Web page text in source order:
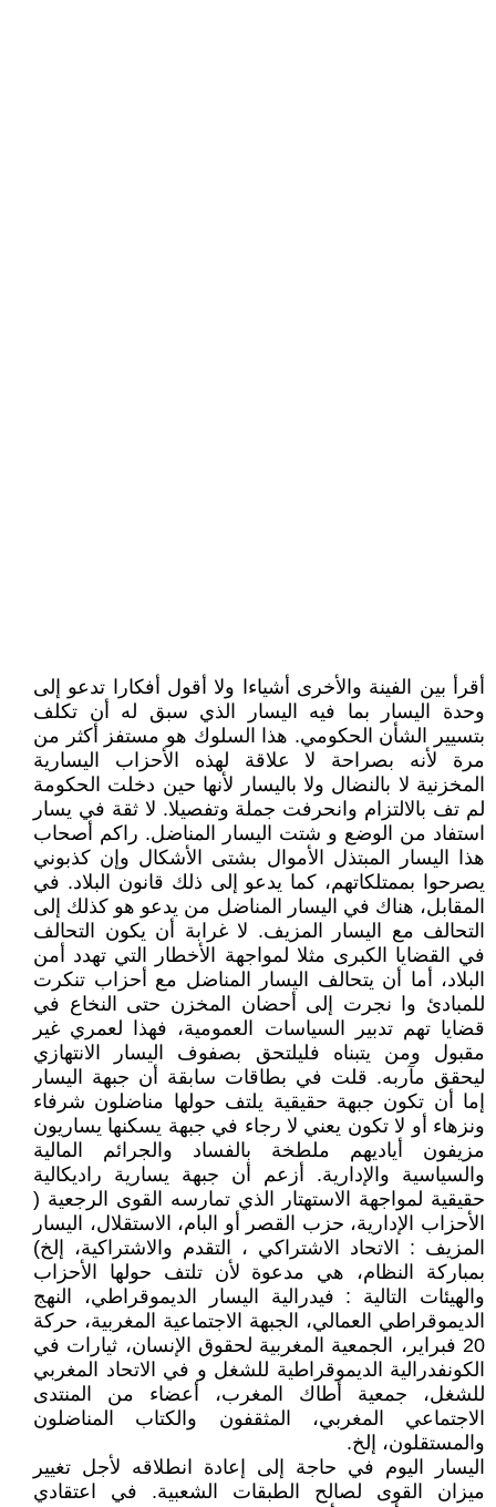
أقرأ بين الفينة والأخرى أشياءا ولا أقول أفكارا تدعو إلى
وحدة اليسار بما فيه اليسار الذي سبق له أن تكلف
بتسيير الشأن الحكومي. هذا السلوك هو مستفز أكثر من
مرة لأنه بصراحة لا علاقة لهذه الأحزاب اليسارية
المخزنية لا بالنضال ولا باليسار لأنها حين دخلت الحكومة
لم تف بالالتزام وانحرفت جملة وتفصيلا. لا ثقة في يسار
استفاد من الوضع و شتت اليسار المناضل. راكم أصحاب
هذا اليسار المبتذل الأموال بشتى الأشكال وإن كذبوني
يصرحوا بممتلكاتهم، كما يدعو إلى ذلك قانون البلاد. في
المقابل، هناك في اليسار المناضل من يدعو هو كذلك إلى
التحالف مع اليسار المزيف. لا غرابة أن يكون التحالف
في القضايا الكبرى مثلا لمواجهة الأخطار التي تهدد أمن
البلاد، أما أن يتحالف اليسار المناضل مع أحزاب تنكرت
للمبادئ وا نجرت إلى أحضان المخزن حتى النخاع في
قضايا تهم تدبير السياسات العمومية، فهذا لعمري غير
مقبول ومن يتبناه فليلتحق بصفوف اليسار الانتهازي
ليحقق مآربه. قلت في بطاقات سابقة أن جبهة اليسار
إما أن تكون جبهة حقيقية يلتف حولها مناضلون شرفاء
ونزهاء أو لا تكون يعني لا رجاء في جبهة يسكنها يساريون
مزيفون أياديهم ملطخة بالفساد والجرائم المالية
والسياسية والإدارية. أزعم أن جبهة يسارية راديكالية
حقيقية لمواجهة الاستهتار الذي تمارسه القوى الرجعية (
الأحزاب الإدارية، حزب القصر أو البام، الاستقلال، اليسار
المزيف : الاتحاد الاشتراكي ، التقدم والاشتراكية، إلخ)
بمباركة النظام، هي مدعوة لأن تلتف حولها الأحزاب
والهيئات التالية : فيدرالية اليسار الديموقراطي، النهج
الديموقراطي العمالي، الجبهة الاجتماعية المغربية، حركة
20 فبراير، الجمعية المغربية لحقوق الإنسان، ثيارات في
الكونفدرالية الديموقراطية للشغل و في الاتحاد المغربي
للشغل، جمعية أطاك المغرب، أعضاء من المنتدى
الاجتماعي المغربي، المثقفون والكتاب المناضلون
والمستقلون، إلخ.
اليسار اليوم في حاجة إلى إعادة انطلاقه لأجل تغيير
ميزان القوى لصالح الطبقات الشعبية. في اعتقادي